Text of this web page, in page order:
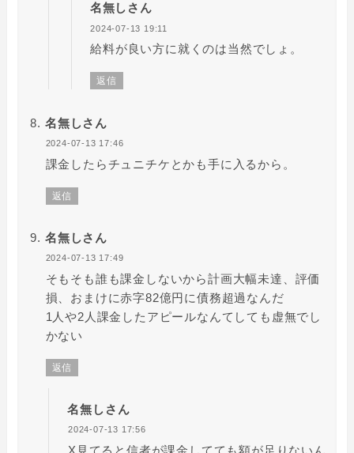
名無しさん
2024-07-13 19:11
給料が良い方に就くのは当然でしょ。
返信
名無しさん
2024-07-13 17:46
課金したらチュニチケとかも手に入るから。
返信
名無しさん
2024-07-13 17:49
そもそも誰も課金しないから計画大幅未達、評価
損、おまけに赤字82億円に債務超過なんだ
1人や2人課金したアピールなんてしても虚無でし
かない
返信
名無しさん
2024-07-13 17:56
X見てると信者が課金してても額が足りないん